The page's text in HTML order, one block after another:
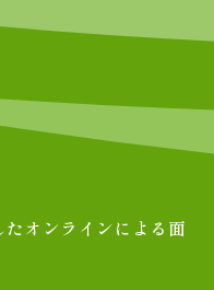
オンラインによる面